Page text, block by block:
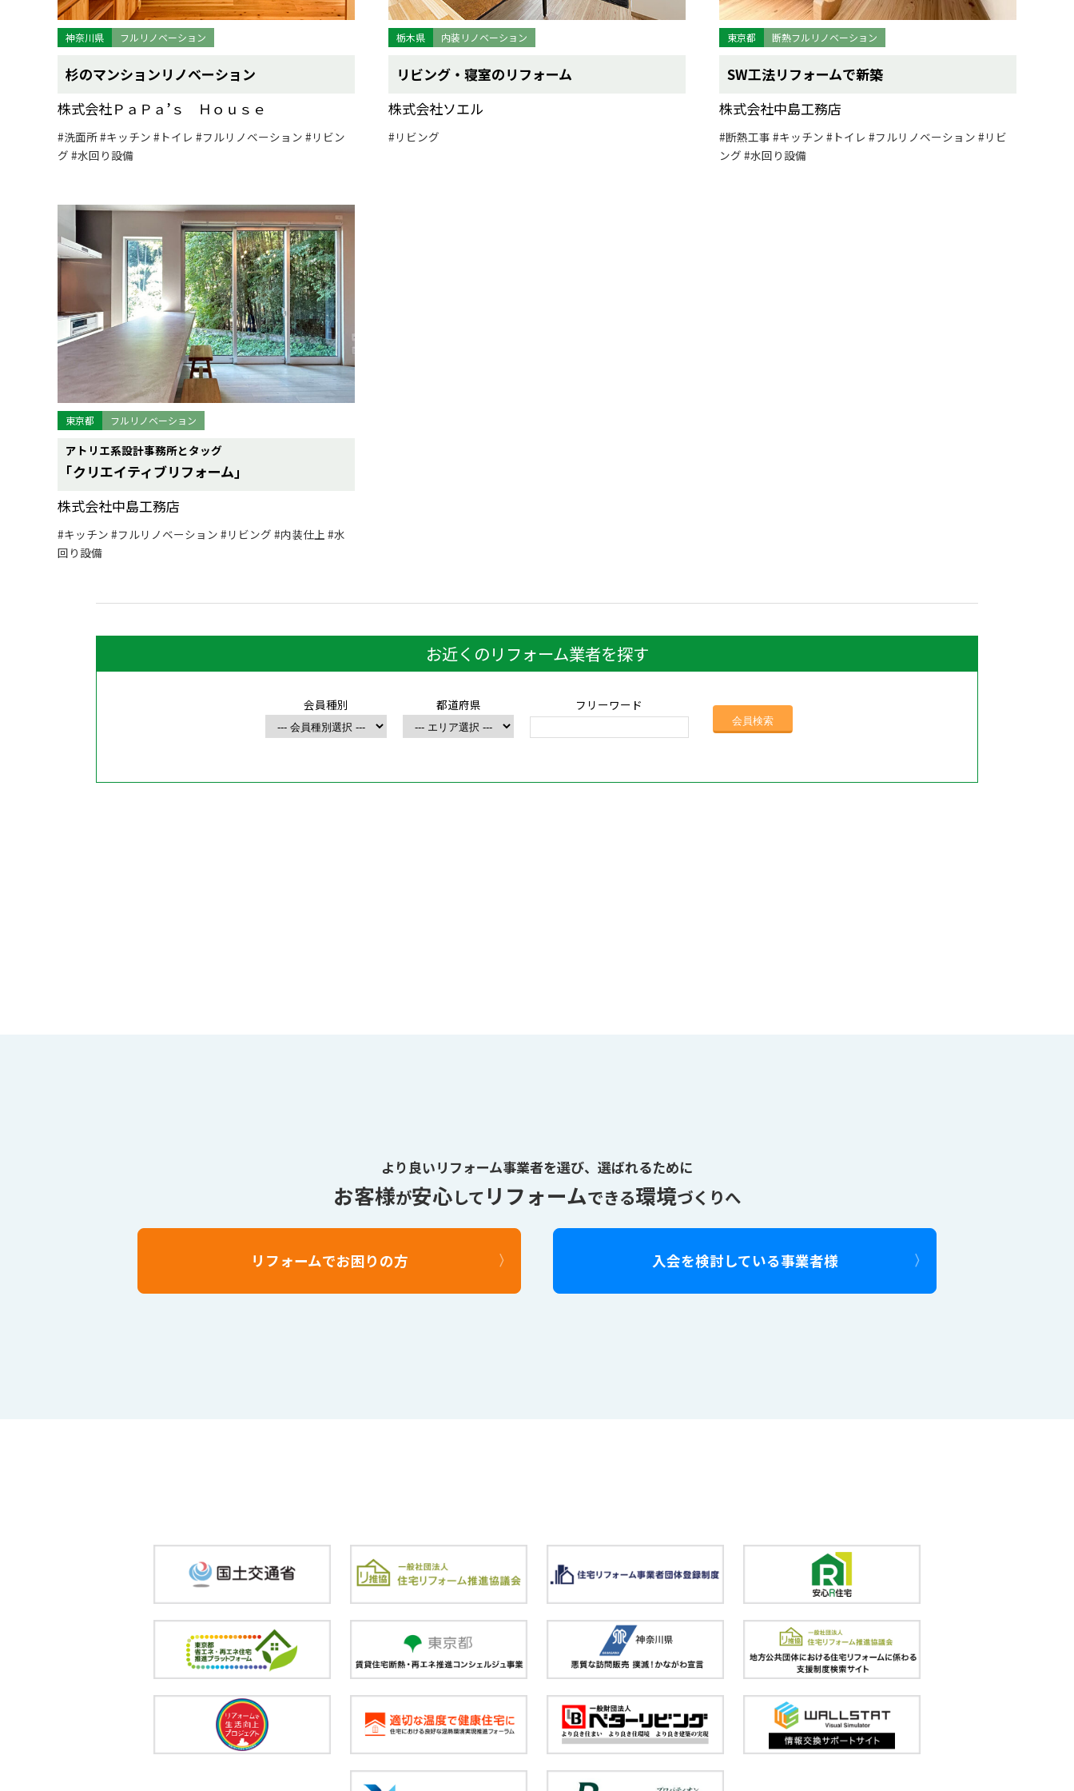
神奈川県 フルリノベーション
杉のマンションリノベーション
株式会社ＰａＰａ’ｓ Ｈｏｕｓｅ
#洗面所#キッチン #トイレ #フルリノベーション #リビン
グ #水回り設備
栃木県 内装リノベーション
リビング・寝室のリフォーム
株式会社ソエル
#リビング
東京都 断熱フルリノベーション
SW工法リフォームで新築
株式会社中島工務店
#断熱工事 #キッチン #トイレ #フルリノベーション #リビ
ング #水回り設備
東京都 フルリノベーション
アトリエ系設計事務所とタッグ
｢クリエイティブリフォーム｣
株式会社中島工務店
#キッチン #フルリノベーション #リビング #内装仕上 #水
回り設備
お近くのリフォーム業者を探す
会員種別 都道府県 フリーワード
より良いリフォーム事業者を選び、 選ばれるために
お客様が安心して リフォームできる環境づくりへ
リフォームでお困りの方 入会を検討している事業者様